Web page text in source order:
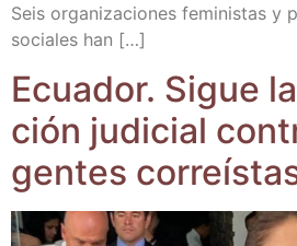
Seis orga­ni­za­cio­nes femi­nis­tas y
socia­les han […]
Ecua­dor. Sigue
ción judi­cial
gen­tes